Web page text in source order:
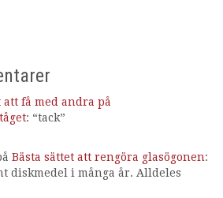
att få med andra på
: “tack”
Bästa sättet att rengöra glasögonen:
diskmedel i många år. Alldeles